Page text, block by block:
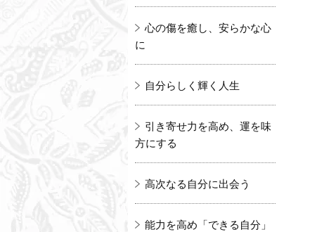
心の傷を癒し、安らかな心
に
自分らしく輝く人生
引き寄せ力を高め、運を味
方にする
高次なる自分に出会う
能力を高め「できる自分」